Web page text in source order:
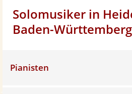
Solomusiker in
Baden-Württemberg
Pianisten